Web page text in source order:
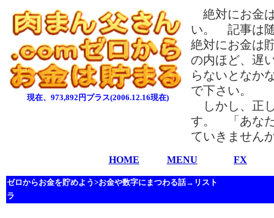
現在、973,892円プラス(2006.12.16現在)
絶対にお金
い。 記事は随
絶対にお金は
の内ほど、遅
らないとなか
で下さい。
しかし、正
す。 「あなた
ていきません
HOME MENU FX
ゼロからお金を貯めよう>お金や数字にまつわる話→リスト
ラ